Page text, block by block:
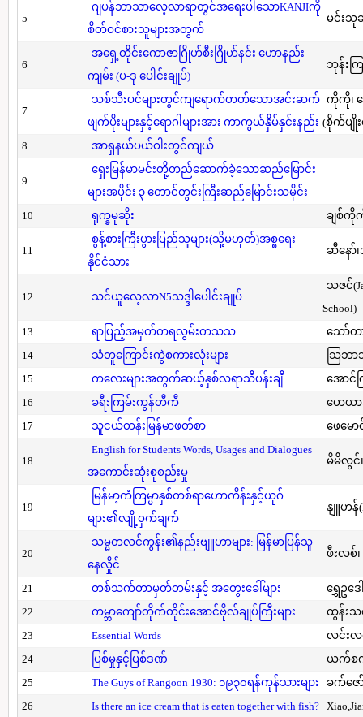
5
ဂျပန်ဘာသာလေ့လာရာတွင်အရေးပါသောKANJIကို
စိတ်ဝင်စားသူများအတွက်
မင်းသုခ
6
အရှေ့တိုင်းကောဇာဂြိုဟ်စီးဂြိုဟ်နင်း ဟောနည်း
ကျမ်း (ပ-ဒု ပေါင်းချုပ်)
ဘုန်းက
7
သစ်သီးပင်များတွင်ကျရောက်တတ်သောအင်းဆက်
ဖျက်ပိုးများနှင့်ရောဂါများအား ကာကွယ်နှိမ်နှင်းနည်း
ကိုကို၊
(စိုက်ပျိုး
8
အာရှနယ်ပယ်ဝါးတွင်ကျယ်
9
ရှေးမြန်မာမင်းတို့တည်ဆောက်ခဲ့သောဆည်မြောင်း
များအပိုင်း ၃ တောင်တွင်းကြီးဆည်မြောင်းသမိုင်း
10
ရုက္ခမုဆိုး ချစ်ကို
11
စွန့်စားကြီးပွားပြည်သူများ(သို့မဟုတ်)အစ္စရေး
နိုင်ငံသား
ဆီနော်၊
12 သင်ယူလေ့လာN5သဒ္ဒါပေါင်းချုပ်
သဇင်
School)
13
ရာပြည့်အမှတ်တရလွမ်းတသသ
သော်တ
14
သံတူကြောင်းကွဲစကားလုံးများ
သြဘာ
15
ကလေးများအတွက်ဆယ့်နှစ်လရာသီပန်းချီ
အောင်
16
ခရီးကြမ်းကွန်တီကီ
ဟေယာ
17
သူငယ်တန်းမြန်မာဖတ်စာ ဖေမော
18
English for Students Words, Usages and Dialogues
အကောင်းဆုံးစုစည်းမှု
မိမိလွင်၊
19
မြန်မာ့ကံကြမ္မာနှစ်တစ်ရာဟောကိန်းနှင့်ယုဂ်
များ၏လျို့ဝှက်ချက်
နျူဟန်
20
သမ္မတလင်ကွန်း၏နည်းဗျူဟာများ: မြန်မာပြန်သူ
နေလှိုင်
ဖီးလစ်
21 တစ်သက်တာမှတ်တမ်းနှင့် အတွေးခေါ်များ
ရွှေဥဒေ
22
ကမ္ဘာကျော်တိုက်တိုင်းအောင်ဗိုလ်ချုပ်ကြီးများ
ထွန်းသ
23
Essential Words
လင်းလ
24
ပြစ်မှုနှင့်ပြစ်ဒဏ်
ယက်စကီ
25
The Guys of Rangoon 1930: ၁၉၃၀ရန်ကုန်သားများ
ခက်ဇေ
26
Is there an ice cream that is eaten together with fish?